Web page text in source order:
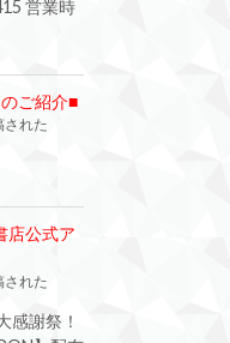
営業時
ご紹介■
された
店公式ア
された
謝祭！